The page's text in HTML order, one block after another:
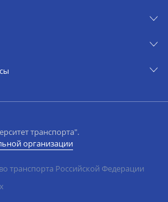
транспорта".
организации
транспорта Российской Федерации